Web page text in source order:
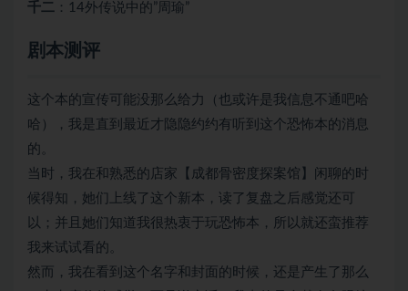
千二 ：14外传说中的”周瑜”
剧本测评
这个本的宣传可能没那么给力（也或许是我信息不通吧哈
哈），我是直到最近才隐隐约约有听到这个 恐怖本的消息
的。
当时，我在和熟悉的店家【成都骨密度探案馆】闲聊的时
候得知，她们上线了这个新本，读了复盘之后感觉还可
以；并且她们知道我很热衷于玩恐怖本 ，所以就还蛮推荐
我来试试看的。
然而，我在看到这个名字和封面的时候，还是产生了那么